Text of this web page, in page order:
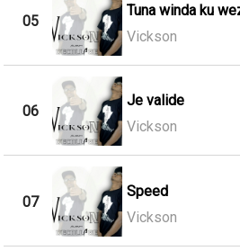
05
Tuna winda ku
Vickson
06
Je valide
Vickson
07
Speed
Vickson